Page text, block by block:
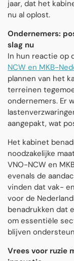
jaar, dat het
nu al oplost.
Ondernemers:
slag nu
In hun reactie op
NCW en MKB-
plannen van het
terreinen
ondernemers. Er
aangepakt, wat
Het kabinet
noodzakelijke
VNO-NCW en
evenals de
vinden dat vak-
voor de
benadrukken dat
om essentiële
blijven
Vrees voor ruzie